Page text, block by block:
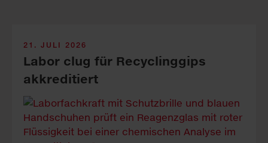
21. JULI 2026
Labor clug für Recyclinggips
akkreditiert